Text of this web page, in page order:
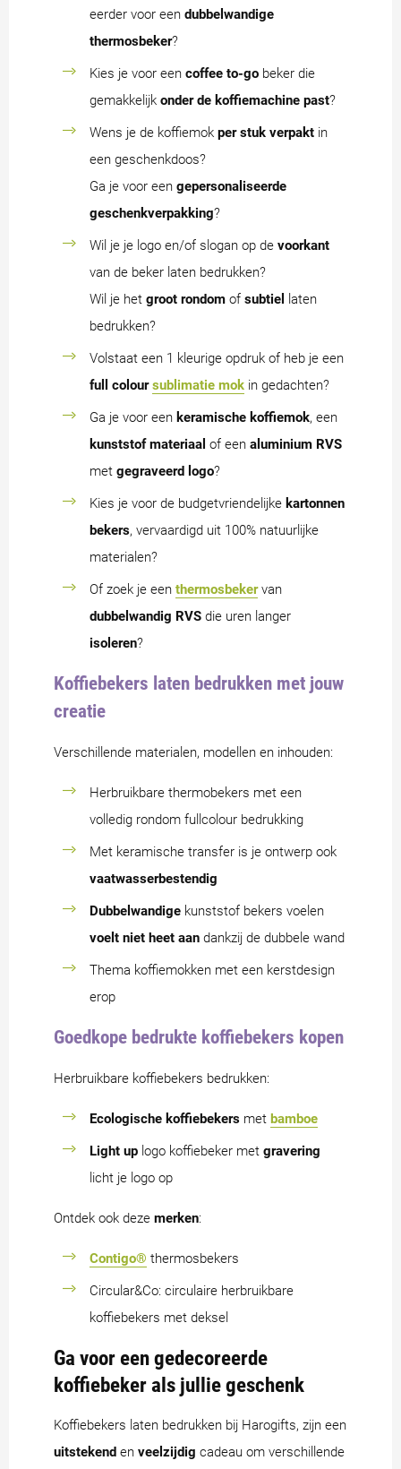
eerder voor een dubbelwandige
thermosbeker?
Kies je voor een coffee to-go beker die
gemakkelijk onder de koffiemachine past?
Wens je de koffiemok per stuk verpakt in
een geschenkdoos?
Ga je voor een gepersonaliseerde
geschenkverpakking?
Wil je je logo en/of slogan op de voorkant
van de beker laten bedrukken?
Wil je het groot rondom of subtiel
laten
bedrukken?
Volstaat een 1 kleurige opdruk of heb je een
full coloursublimatie mok in gedachten?
Ga je voor een keramische koffiemok, een
kunststof materiaal of een aluminium RVS
met gegraveerd logo?
Kies je voor de budgetvriendelijke kartonnen
bekers, vervaardigd uit 100% natuurlijke
materialen?
Of zoek je een thermosbekervan
dubbelwandig RVS die uren langer
isoleren?
Koffiebekers laten bedrukken met jouw
creatie
Verschillende materialen, modellen en inhouden:
Herbruikbare thermobekers met een
volledig rondom fullcolour bedrukking
Met keramische transfer is je ontwerp ook
vaatwasserbestendig
Dubbelwandige kunststof bekers voelen
voelt niet heet aan dankzij de dubbele wand
Thema koffiemokken met een kerstdesign
erop
Goedkope bedrukte koffiebekers kopen
Herbruikbare koffiebekers bedrukken:
Ecologische koffiebekers met bamboe
Light up logo koffiebeker met gravering
licht je logo op
Ontdek ook deze merken:
Contigo® thermosbekers
Circular&Co: circulaire herbruikbare
koffiebekers met deksel
Ga voor een gedecoreerde
koffiebeker als jullie geschenk
Koffiebekers laten bedrukken bij Harogifts, zijn een
uitstekend en veelzijdig cadeau om verschillende